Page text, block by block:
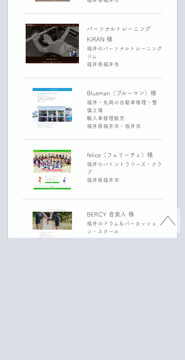
パーソナルトレーニング
KiRAN 様
福井のパーソナルトレーニング
ジム
福井県福井市
Blueman（ブルーマン）様
福井・丸岡の自動車修理・整
備工場
輸入車修理販売
福井県福井市・坂井市
felice（フェリーチェ）様
福井のバトントラワーズ・クラ
ブ
福井県福井市
BERCY 音楽人 様
福井のドラム＆パーカッショ
ン・スクール